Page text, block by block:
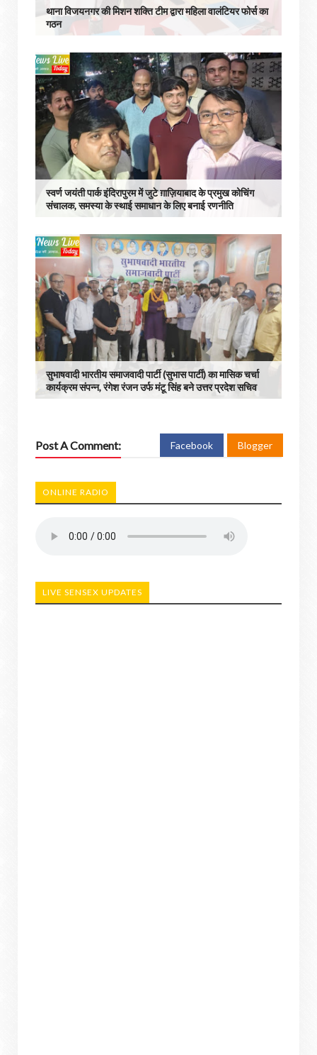
थाना विजयनगर की मिशन शक्ति टीम द्वारा महिला वालंटियर फोर्स का
गठन
स्वर्ण जयंती पार्क इंदिरापुरम में जुटे ग़ाज़ियाबाद के प्रमुख कोचिंग
संचालक, समस्या के स्थाई समाधान के लिए बनाई रणनीति
सुभाषवादी भारतीय समाजवादी पार्टी (सुभास पार्टी) का मासिक चर्चा
कार्यक्रम संपन्न, रंगेश रंजन उर्फ मंटू सिंह बने उत्तर प्रदेश सचिव
Post A Comment: Facebook Blogger
ONLINE RADIO
LIVE SENSEX UPDATES